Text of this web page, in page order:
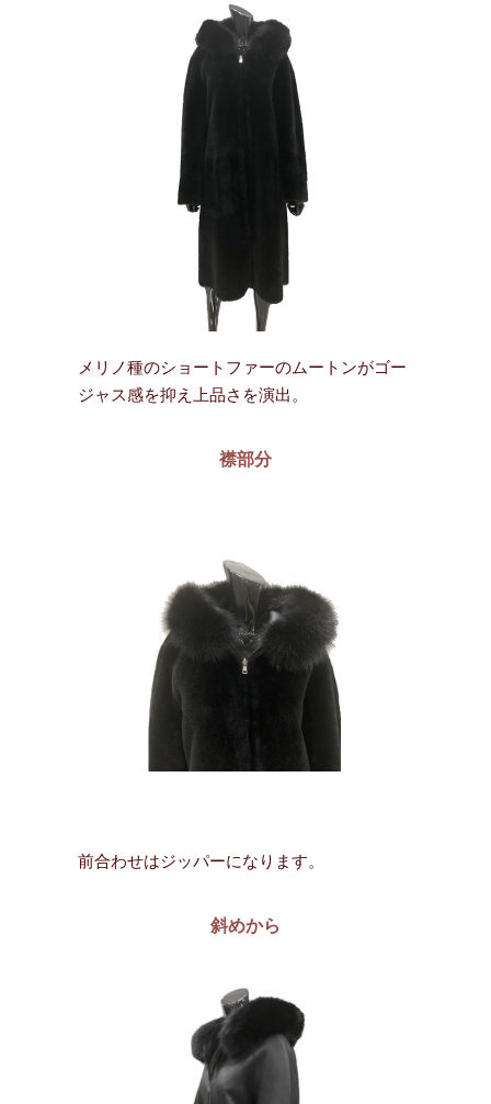
メリノ種のショートファーのムートンがゴー
ジャス感を抑え上品さを演出。
襟部分
前合わせはジッパーになります。
斜めから